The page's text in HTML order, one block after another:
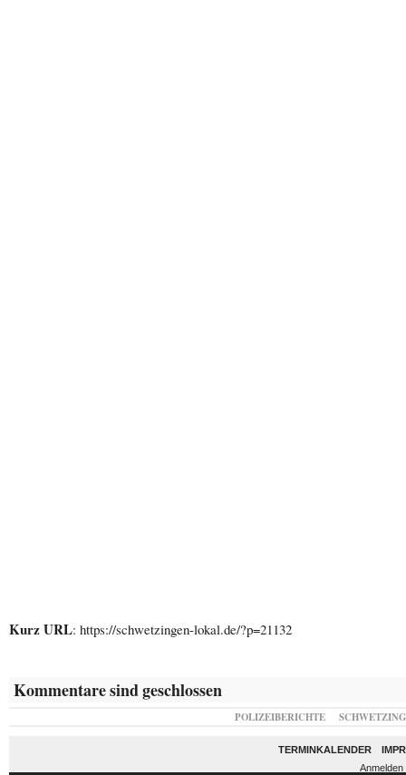
Kurz URL: https://schwetzingen-lokal.de/?p=21132
Kommentare sind geschlossen
POLIZEIBERICHTE
TERMINKALENDER
Anmelden